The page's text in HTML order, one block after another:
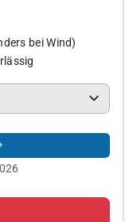
bei Wind)